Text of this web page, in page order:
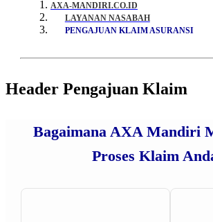
AXA-MANDIRI.CO.ID
LAYANAN NASABAH
PENGAJUAN KLAIM ASURANSI
Header Pengajuan Klaim
Bagaimana AXA Mandiri
Proses Klaim